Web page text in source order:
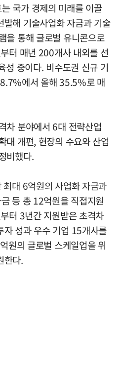
국가 경제의 미래를 이끌
해 기술사업화 자금과 기술
을 통해 글로벌 유니콘으로
터 매년 200개사 내외를 선
성 중이다. 비수도권 신규 기
에서 올해 35.5%로 매
차 분야에서 6대 전략산업
대 개편, 현장의 수요와 산업
비했다.
대 6억원의 사업화 자금과
등 총 12억원을 직접지원
터 3년간 지원받은 초격차
성과 우수 기업 15개사를
원의 글로벌 스케일업을 위
한다.